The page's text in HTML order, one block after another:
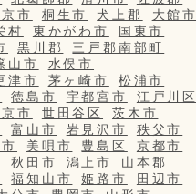
市 桐生市 犬上郡
大館市
村 東かがわ市
国東市
黒川郡
三戸郡南部町
山市
水俣市
津市 茅ヶ崎市
松浦市
徳島市 宇都宮市
江戸川区
市 世田谷区
茨木市
富山市 岩見沢市
秩父市
美唄市 豊島区
京都市
秋田市 潟上市
山本郡
福知山市 姫路市
田辺市